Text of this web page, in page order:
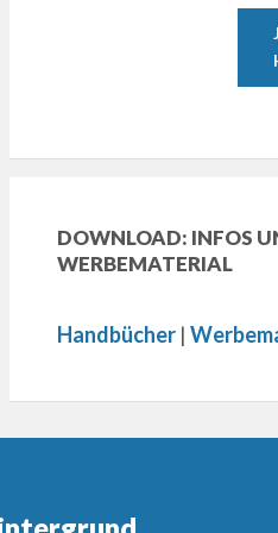
DOWNLOAD: INFOS
WERBEMATERIAL
Handbücher|